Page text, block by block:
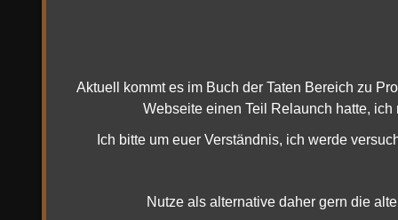
die
Aktuell kommt es im Buch der Taten Bereich zu
Webseite einen Teil Relaunch hatte,
Ich bitte um euer Verständnis, ich werde
Nutze als alternative daher gern die